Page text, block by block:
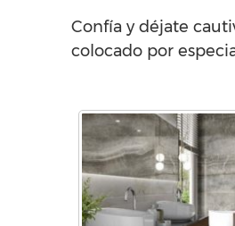
Confía y déjate
colocado por